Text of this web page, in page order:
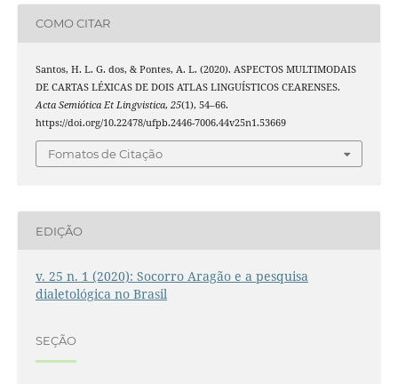
COMO CITAR
Santos, H. L. G. dos, & Pontes, A. L. (2020). ASPECTOS MULTIMODAIS
DE CARTAS LÉXICAS DE DOIS ATLAS LINGUÍSTICOS CEARENSES.
Acta Semiótica Et Lingvistica, 25(1), 54–66.
https://doi.org/10.22478/ufpb.2446-7006.44v25n1.53669
Fomatos de Citação
EDIÇÃO
v. 25 n. 1 (2020): Socorro Aragão e a pesquisa
dialetológica no Brasil
SEÇÃO